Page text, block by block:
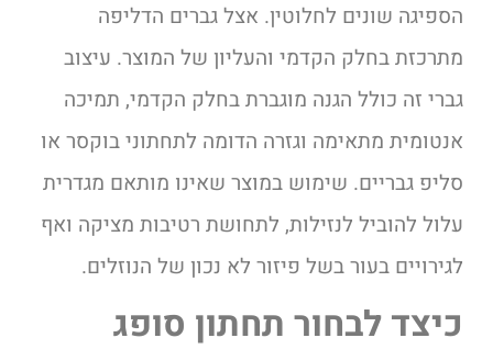
הספיגה שונים לחלוטין. אצל גברים הדליפה
מתרכזת בחלק הקדמי והעליון של המוצר. עיצוב
גברי זה כולל הגנה מוגברת בחלק הקדמי, תמיכה
אנטומית מתאימה וגזרה הדומה לתחתוני בוקסר או
סליפ גבריים. שימוש במוצר שאינו מותאם מגדרית
עלול להוביל לנזילות, לתחושת רטיבות מציקה ואף
לגירויים בעור בשל פיזור לא נכון של הנוזלים.
כיצד לבחור תחתון סופג